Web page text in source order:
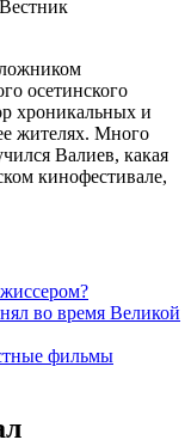
осетинского
хроникальных и
жителях. Много
Валиев, какая
кинофестивале,
во время Великой
фильмы